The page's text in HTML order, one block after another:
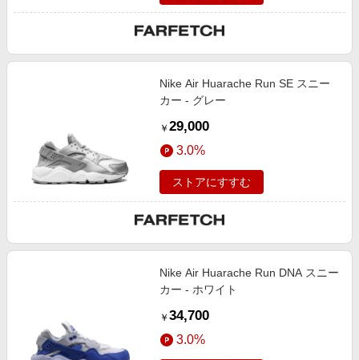
Nike Air Huarache Run SE スニー
カー - グレー
￥ 29,000
3.0%
ストアにすすむ
Nike Air Huarache Run DNA スニー
カー - ホワイト
￥ 34,700
3.0%